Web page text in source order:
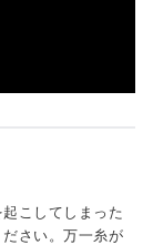
こしてしまった
さい。万一糸が